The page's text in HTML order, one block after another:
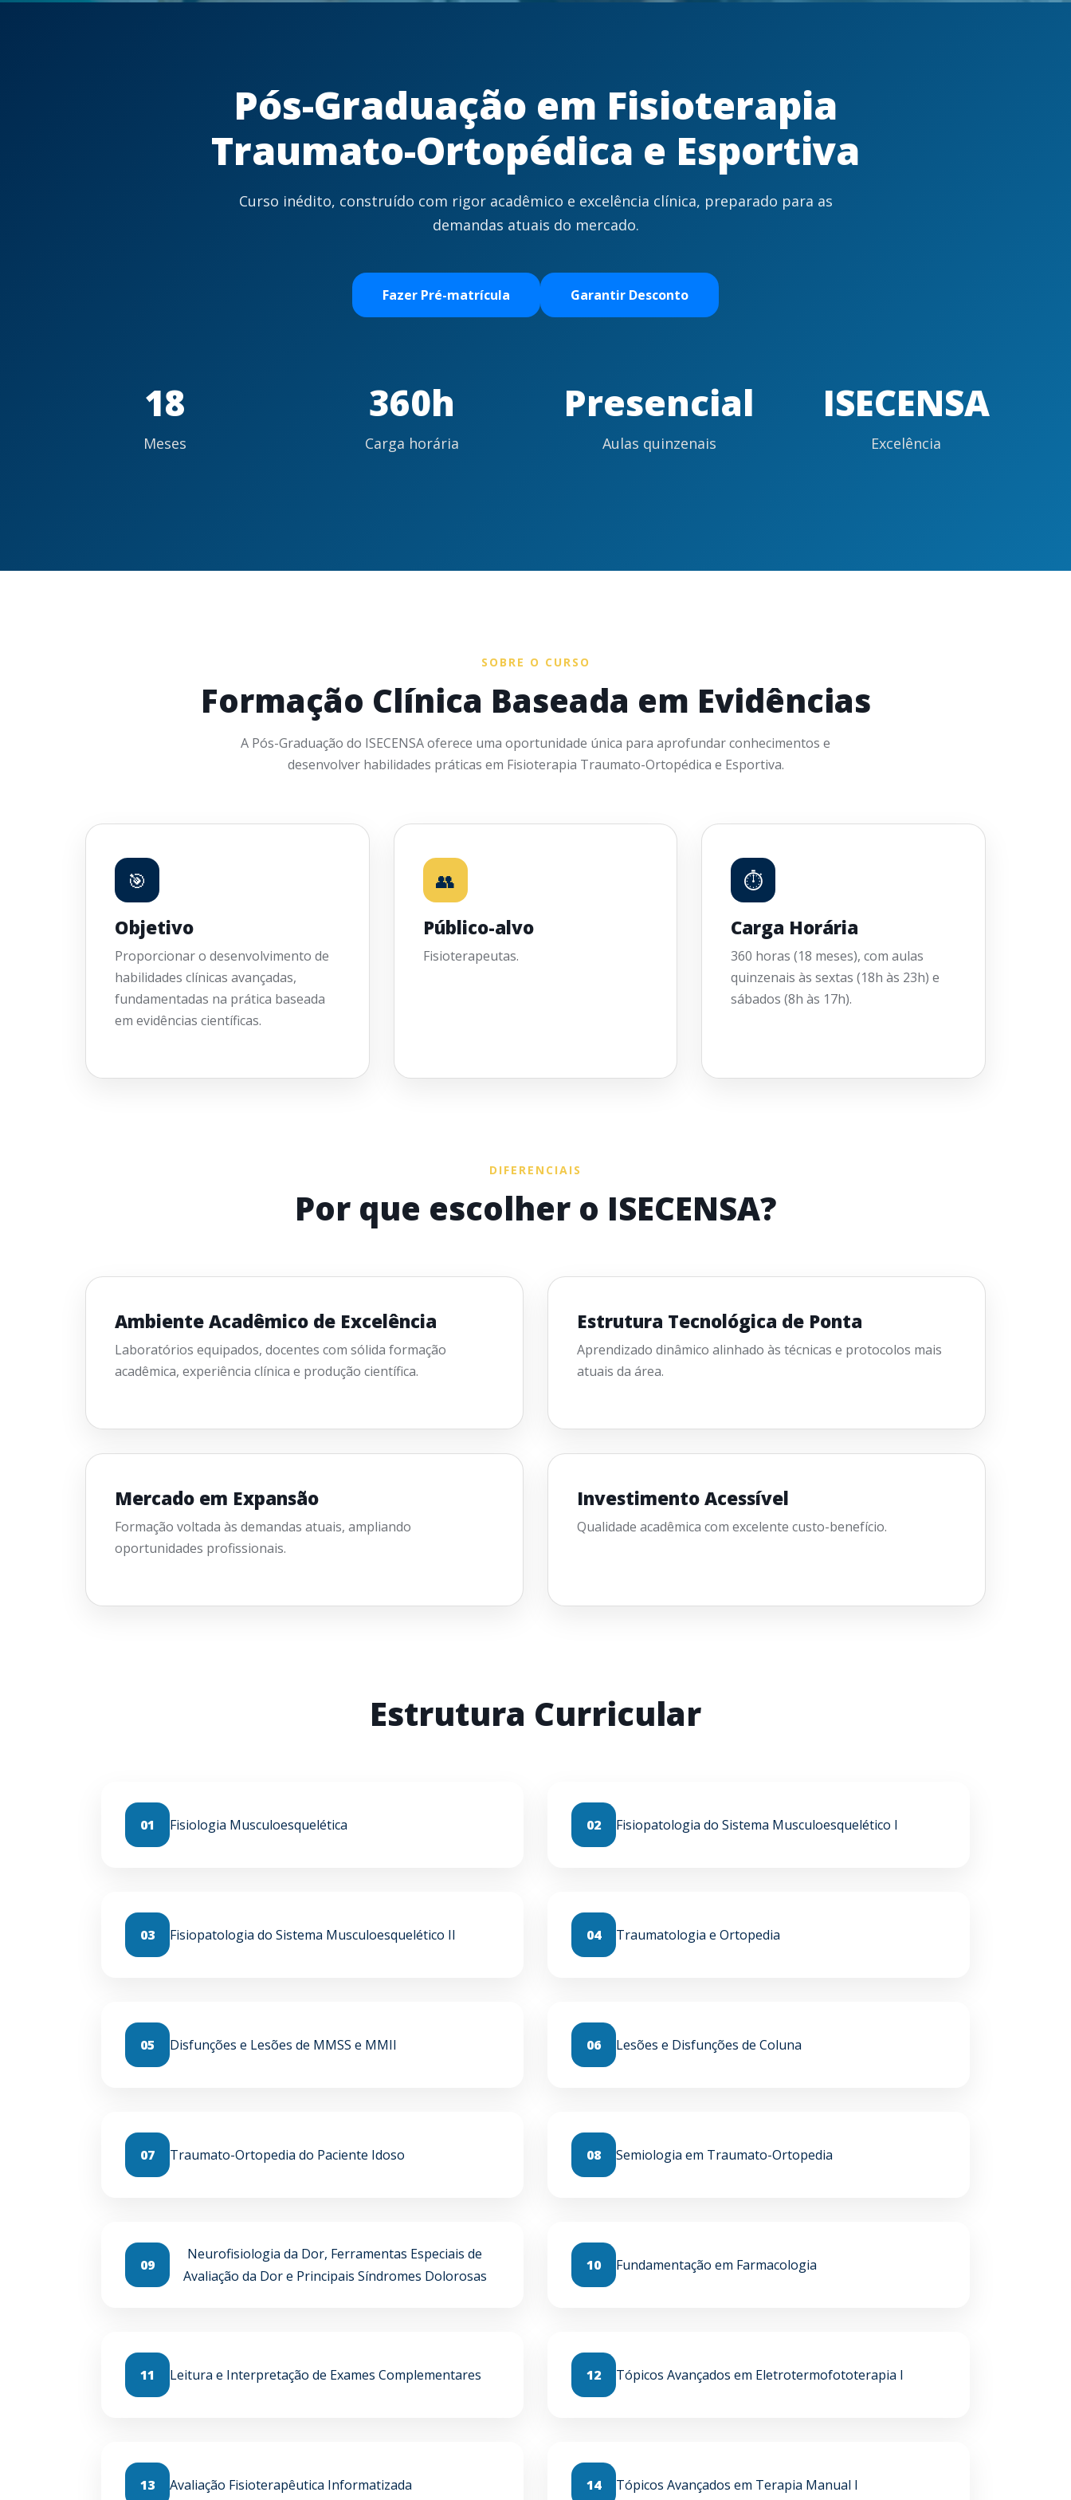
Pós-Graduação em Fisioterapia
Traumato-Ortopédica e Esportiva
Curso inédito, construído com rigor acadêmico e excelência clínica, preparado para as
demandas atuais do mercado.
Fazer Pré-matrícula Garantir Desconto
18
Meses
360h
Carga horária
Presencial
Aulas quinzenais
ISECENSA
Excelência
SOBRE O CURSO
Formação Clínica Baseada em Evidências
A Pós-Graduação do ISECENSA oferece uma oportunidade única para aprofundar conhecimentos e
desenvolver habilidades práticas em Fisioterapia Traumato-Ortopédica e Esportiva.
🎯
Objetivo
Proporcionar o desenvolvimento de
habilidades clínicas avançadas,
fundamentadas na prática baseada
em evidências científicas.
👥
Público-alvo
Fisioterapeutas.
⏱
Carga Horária
360 horas (18 meses), com aulas
quinzenais às sextas (18h às 23h) e
sábados (8h às 17h).
DIFERENCIAIS
Por que escolher o ISECENSA?
Ambiente Acadêmico de Excelência
Laboratórios equipados, docentes com sólida formação
acadêmica, experiência clínica e produção científica.
Estrutura Tecnológica de Ponta
Aprendizado dinâmico alinhado às técnicas e protocolos mais
atuais da área.
Mercado em Expansão
Formação voltada às demandas atuais, ampliando
oportunidades profissionais.
Investimento Acessível
Qualidade acadêmica com excelente custo-benefício.
Estrutura Curricular
01 Fisiologia Musculoesquelética 02 Fisiopatologia do Sistema Musculoesquelético I
03 Fisiopatologia do Sistema Musculoesquelético II 04 Traumatologia e Ortopedia
05 Disfunções e Lesões de MMSS e MMII 06 Lesões e Disfunções de Coluna
07 Traumato-Ortopedia do Paciente Idoso 08 Semiologia em Traumato-Ortopedia
09
Neurofisiologia da Dor, Ferramentas Especiais de
Avaliação da Dor e Principais Síndromes Dolorosas
10 Fundamentação em Farmacologia
11 Leitura e Interpretação de Exames Complementares 12 Tópicos Avançados em Eletrotermofototerapia I
13 Avaliação Fisioterapêutica Informatizada 14 Tópicos Avançados em Terapia Manual I